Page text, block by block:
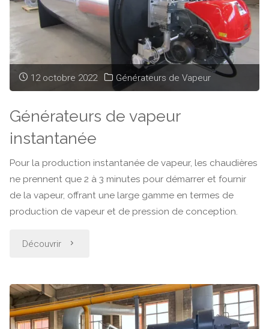
12 octobre 2022 Générateurs de Vapeur
Générateurs de vapeur
instantanée
Pour la production instantanée de vapeur, les chaudières
ne prennent que 2 à 3 minutes pour démarrer et fournir
de la vapeur, offrant une large gamme en termes de
production de vapeur et de pression de conception.
Découvrir "Générateurs
vapeur
instantanée"